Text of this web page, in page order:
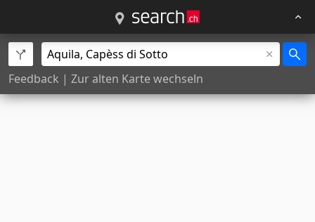
Feedback | Zur alten Karte wechseln